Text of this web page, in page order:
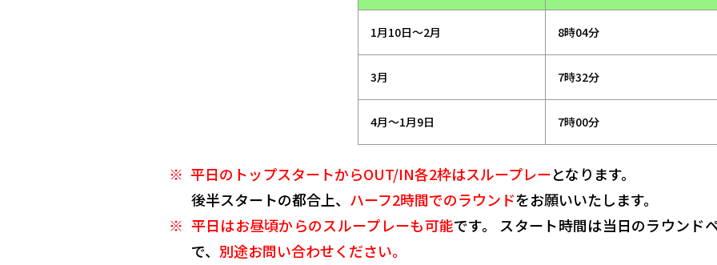
1月10日～2月 8時04分
3月 7時32分
4月～1月9日 7時00分
平日のトップスタートからOUT/IN各2枠はスループレーとなります。
後半スタートの都合上、 ハーフ2時間でのラウンドをお願いいたします。
平日はお昼頃からのスループレーも可能です。 スタート時間は当日のラウンド
で、 別途お問い合わせください。